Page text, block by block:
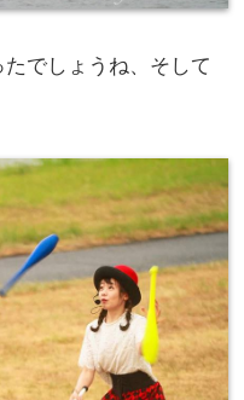
でしょうね、そして